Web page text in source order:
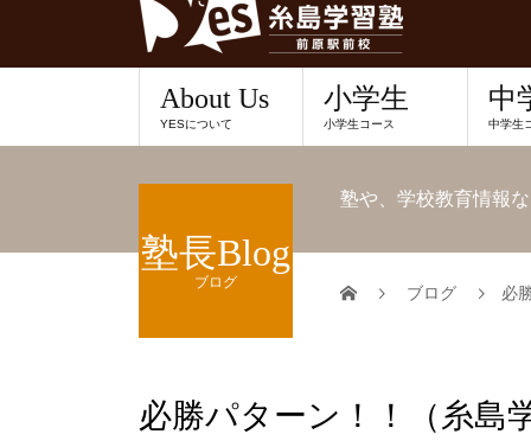
About Us
YESについて
小学生
小学生コース
中
中学生
塾長Blog
ブログ
塾や、学校教育情報
ブログ 必
必勝パターン！！（糸島